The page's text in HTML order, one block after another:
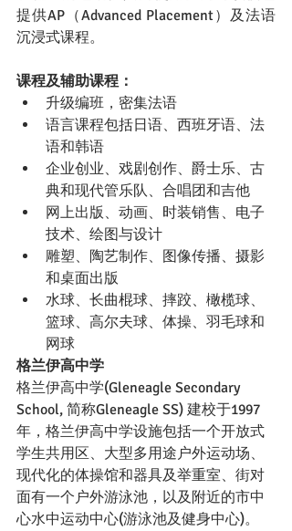
提供AP（Advanced Placement）及法语
沉浸式课程。
课程及辅助课程：
升级编班，密集法语
语言课程包括日语、西班牙语、法
语和韩语
企业创业、戏剧创作、爵士乐、古
典和现代管乐队、合唱团和吉他
网上出版、动画、时装销售、电子
技术、绘图与设计
雕塑、陶艺制作、图像传播、摄影
和桌面出版
水球、长曲棍球、摔跤、橄榄球、
篮球、高尔夫球、体操、羽毛球和
网球
格兰伊高中学
格兰伊高中学(Gleneagle Secondary
School, 简称Gleneagle SS) 建校于1997
年，格兰伊高中学设施包括一个开放式
学生共用区、大型多用途户外运动场、
现代化的体操馆和器具及举重室、街对
面有一个户外游泳池，以及附近的市中
心水中运动中心(游泳池及健身中心)。